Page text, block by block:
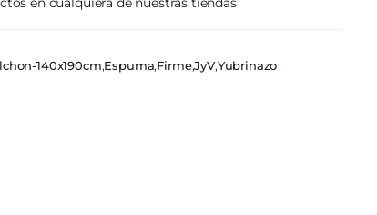
140x190cm,Espuma,Firme,JyV,Yubrinazo